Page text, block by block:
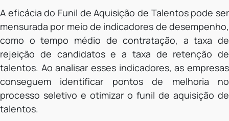
A eficácia do Funil de Aquisição de Talentos pode ser
mensurada por meio de indicadores de desempenho,
como o tempo médio de contratação, a taxa de
rejeição de candidatos e a taxa de retenção de
talentos. Ao analisar esses indicadores, as empresas
conseguem identificar pontos de melhoria no
processo seletivo e otimizar o funil de aquisição de
talentos.